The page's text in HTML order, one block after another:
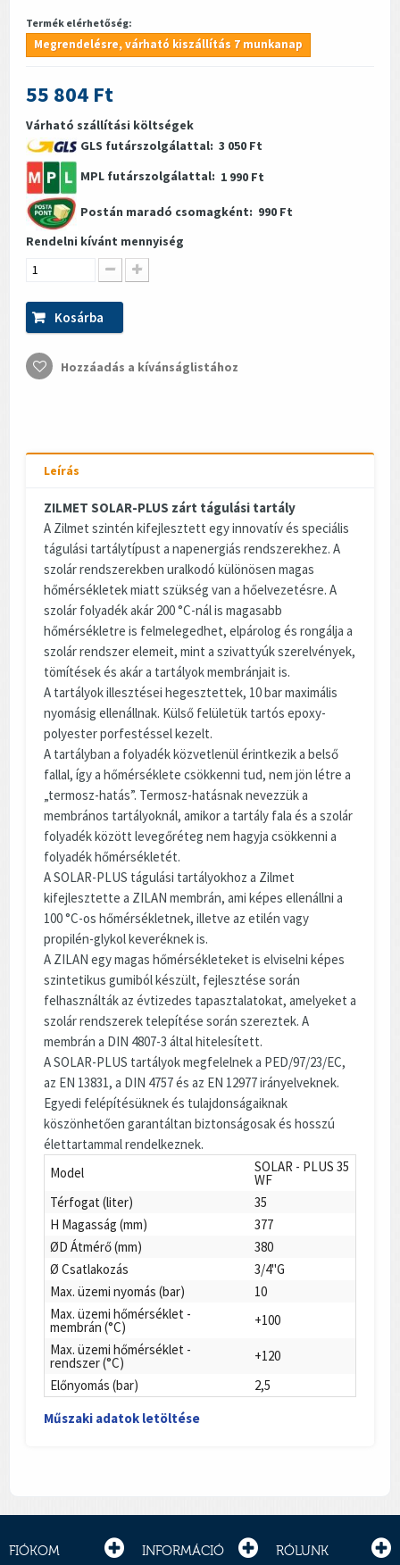
Termék elérhetőség:
Megrendelésre, várható kiszállítás 7 munkanap
55 804 Ft
Várható szállítási költségek
GLS futárszolgálattal: 3 050 Ft
MPL futárszolgálattal: 1 990 Ft
Postán maradó csomagként: 990 Ft
Rendelni kívánt mennyiség
Kosárba
Hozzáadás a kívánságlistához
Leírás
ZILMET SOLAR-PLUS zárt tágulási tartály
A Zilmet szintén kifejlesztett egy innovatív és speciális
tágulási tartálytípust a napenergiás rendszerekhez. A
szolár rendszerekben uralkodó különösen magas
hőmérsékletek miatt szükség van a hőelvezetésre. A
szolár folyadék akár 200 °C-nál is magasabb
hőmérsékletre is felmelegedhet, elpárolog és rongálja a
szolár rendszer elemeit, mint a szivattyúk szerelvények,
tömítések és akár a tartályok membránjait is.
A tartályok illesztései hegesztettek, 10 bar maximális
nyomásig ellenállnak. Külső felületük tartós epoxy-
polyester porfestéssel kezelt.
A tartályban a folyadék közvetlenül érintkezik a belső
fallal, így a hőmérséklete csökkenni tud, nem jön létre a
„termosz-hatás”. Termosz-hatásnak nevezzük a
membrános tartályoknál, amikor a tartály fala és a szolár
folyadék között levegőréteg nem hagyja csökkenni a
folyadék hőmérsékletét.
A SOLAR-PLUS tágulási tartályokhoz a Zilmet
kifejlesztette a ZILAN membrán, ami képes ellenállni a
100 °C-os hőmérsékletnek, illetve az etilén vagy
propilén-glykol keveréknek is.
A ZILAN egy magas hőmérsékleteket is elviselni képes
szintetikus gumiból készült, fejlesztése során
felhasználták az évtizedes tapasztalatokat, amelyeket a
szolár rendszerek telepítése során szereztek. A
membrán a DIN 4807-3 által hitelesített.
A SOLAR-PLUS tartályok megfelelnek a PED/97/23/EC,
az EN 13831, a DIN 4757 és az EN 12977 irányelveknek.
Egyedi felépítésüknek és tulajdonságaiknak
köszönhetően garantáltan biztonságosak és hosszú
élettartammal rendelkeznek.
Model
SOLAR - PLUS 35
WF
Térfogat (liter)
35
H Magasság (mm)
377
ØD Átmérő (mm)
380
Ø Csatlakozás
3/4"G
Max. üzemi nyomás (bar)
10
Max. üzemi hőmérséklet -
membrán (°C)
+100
Max. üzemi hőmérséklet -
rendszer (°C)
+120
Előnyomás (bar)
2,5
Műszaki adatok letöltése
FIÓKOM INFORMÁCIÓ RÓLUNK